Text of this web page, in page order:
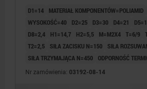
D1=14 MATERIAŁ KOMPONENTÓW=POLIAMID
WYSOKOŚĆ=40
D2=25 D3=30 D4=21
D8=2,4
H1=14,7 H2=5,5 M=M2X4 T=6/9
T2=2,5
SIŁA ZACISKU N=150
SIŁA
SIŁA TRZYMAJĄCA N=450
ODPORNOŚĆ
Nr zamówienia: 03192-08-14